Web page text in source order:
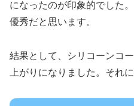
になったのが印象的でした
優秀だと思います。
結果として、シリコーンコ
上がりになりました。それ